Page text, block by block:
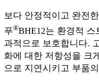
보다 안정적이고 완전
푸®BHE12는 환경적
과적으로 보호합니다.
화에 대한 저항성을 크
으로 지연시키고 부품